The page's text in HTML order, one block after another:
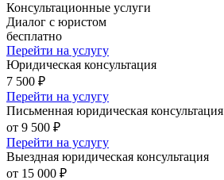
Консультационные услуги
Диалог с юристом
бесплатно
Перейти на услугу
Юридическая консультация
7 500 ₽
Перейти на услугу
Письменная юридическая консультация
от 9 500 ₽
Перейти на услугу
Выездная юридическая консультация
от 15 000 ₽